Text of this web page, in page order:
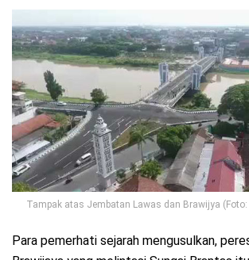
Tampak atas Jembatan Lawas dan Brawijya (Foto:
Para pemerhati sejarah mengusulkan,